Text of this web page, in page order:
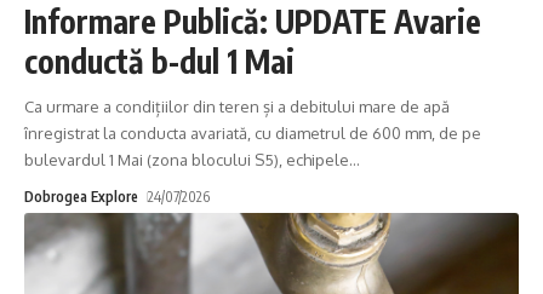
Informare Publică: UPDATE Avarie
conductă b-dul 1 Mai
Ca urmare a condițiilor din teren și a debitului mare de apă
înregistrat la conducta avariată, cu diametrul de 600 mm, de pe
bulevardul 1 Mai (zona blocului S5), echipele…
Dobrogea Explore 24/07/2026